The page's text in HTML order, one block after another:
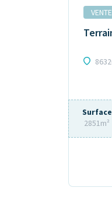
VENTE
Surface
2851m²